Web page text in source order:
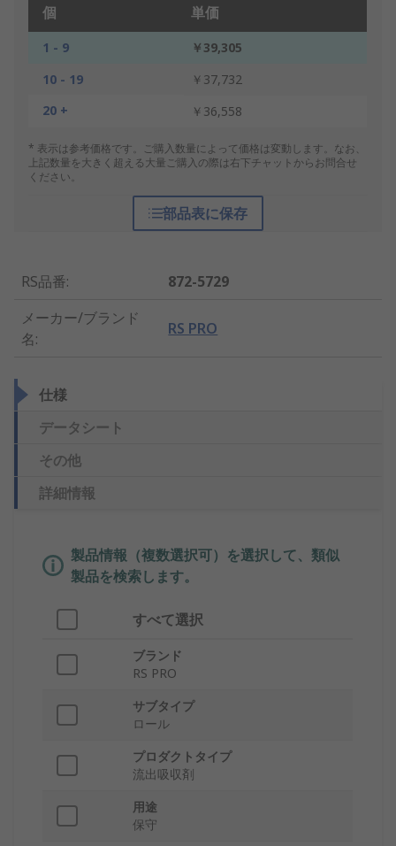
個 単価
1 - 9
￥39,305
10 - 19
￥37,732
20 +
￥36,558
* 表示は参考価格です。ご購入数量によって価格は変動します。なお、
上記数量を大きく超える大量ご購入の際は右下チャットからお問合せ
ください。
部品表に保存
RS品番:
872-5729
メーカー/ブランド
名:
RS PRO
仕様
データシート
その他
詳細情報
製品情報（複数選択可）を選択して、類似
製品を検索します。
すべて選択
ブランド
RS PRO
サブタイプ
ロール
プロダクトタイプ
流出吸収剤
用途
保守